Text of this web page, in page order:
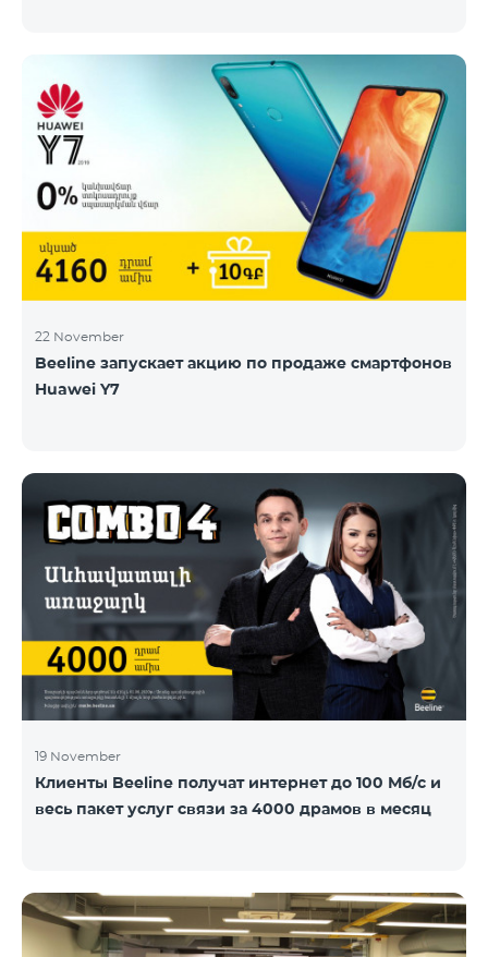
22 November
Beeline запускает акцию по продаже смартфонов
Huawei Y7
19 November
Клиенты Beeline получат интернет до 100 Мб/с и
весь пакет услуг связи за 4000 драмов в месяц